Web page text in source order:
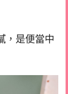
，是便當中